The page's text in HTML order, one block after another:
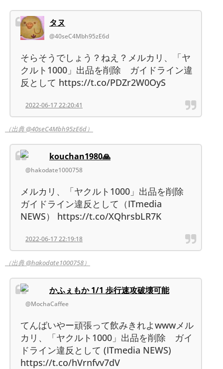
タヌ
@40seC4Mbh95zE6d
そらそうでしょう？ねえ？メルカリ、「ヤ
クルト1000」出品を削除 ガイドライン違
反として https://t.co/PDZr2W0OyS
2022-06-17 22:20:41
（出典 @40seC4Mbh95zE6d）
kouchan1980🙏
@hakodate1000758
メルカリ、「ヤクルト1000」出品を削除
ガイドライン違反として（ITmedia
NEWS） https://t.co/XQhrsbLR7K
2022-06-17 22:19:18
（出典 @hakodate1000758）
かふぇもか 1/1 歩行速攻破壊可能
@MochaCaffee
てんばいやー頑張って飲みきれよwwwメル
カリ、「ヤクルト1000」出品を削除 ガイ
ドライン違反として (ITmedia NEWS)
https://t.co/hVrnfvv7dV